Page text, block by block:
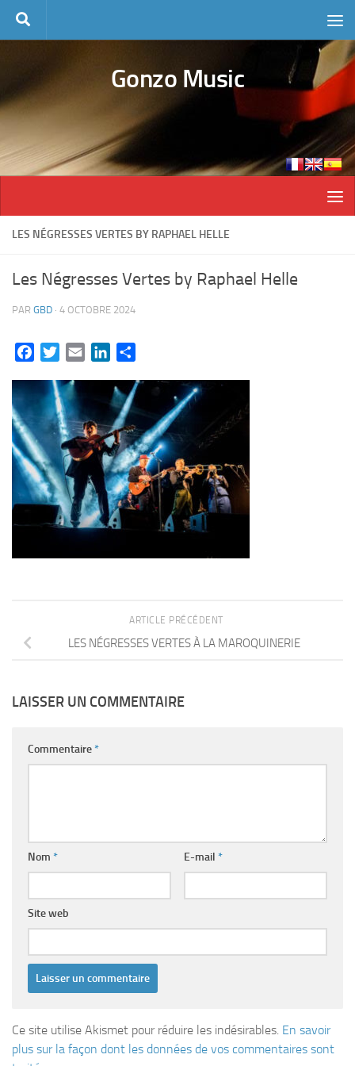
Skip to content
Gonzo Music
LES NÉGRESSES VERTES BY RAPHAEL HELLE
Les Négresses Vertes by Raphael Helle
PAR GBD · 4 OCTOBRE 2024
FacebookTwitterEmail LinkedIn
ARTICLE PRÉCÉDENT
LES NÉGRESSES VERTES À LA MAROQUINERIE
LAISSER UN COMMENTAIRE
Commentaire*
Nom * E-mail *
Site web
Ce site utilise Akismet pour réduire les indésirables. En savoir
plus sur la façon dont les données de vos commentaires sont